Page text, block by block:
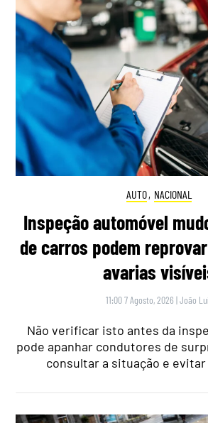
AUTO, NACIONAL
Inspeção automóvel
de carros podem
avarias
11:00 7 Agosto, 2026 |João
Não verificar isto antes da
pode apanhar condutores de
consultar a situação e